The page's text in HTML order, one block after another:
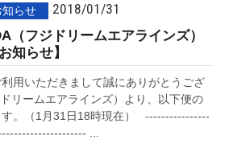
らせ 2018/01/31
フジドリームエアラインズ）
知らせ】
用いただきまして誠にありがとうござ
リームエアラインズ）より、以下便の
す。（1月31日18時現在） ----------------
...